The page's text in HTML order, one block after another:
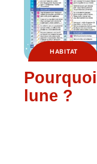
HABITAT
lune ?